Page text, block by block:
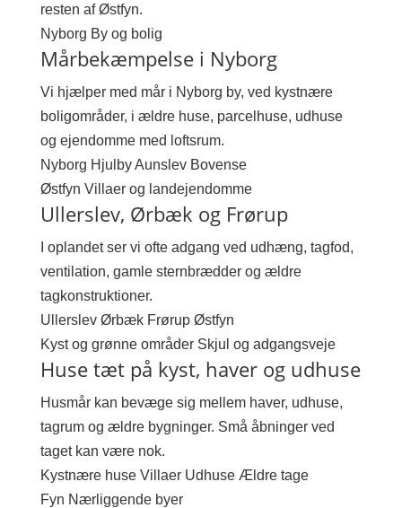
resten af Østfyn.
Nyborg By og bolig
Mårbekæmpelse i Nyborg
Vi hjælper med mår i Nyborg by, ved kystnære
boligområder, i ældre huse, parcelhuse, udhuse
og ejendomme med loftsrum.
Nyborg HjulbyAunslev Bovense
Østfyn Villaer og landejendomme
Ullerslev, Ørbæk og Frørup
I oplandet ser vi ofte adgang ved udhæng, tagfod,
ventilation, gamle sternbrædder og ældre
tagkonstruktioner.
Ullerslev Ørbæk Frørup Østfyn
Kyst og grønne områder Skjul og adgangsveje
Huse tæt på kyst, haver og udhuse
Husmår kan bevæge sig mellem haver, udhuse,
tagrum og ældre bygninger. Små åbninger ved
taget kan være nok.
Kystnære huse Villaer Udhuse Ældre tage
Fyn Nærliggende byer